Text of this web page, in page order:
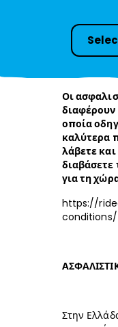
Οι
οποία
καλύτερα
λάβετε
διαβάσετε
για τη
https://
conditions/
Στην